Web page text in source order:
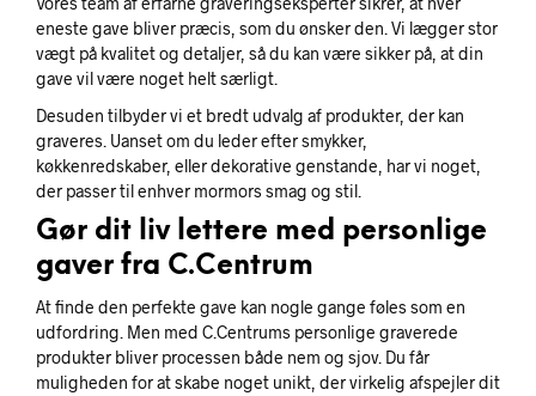
eneste gave bliver præcis, som du ønsker den. Vi lægger stor
vægt på kvalitet og detaljer, så du kan være sikker på, at din
gave vil være noget helt særligt.
Desuden tilbyder vi et bredt udvalg af produkter, der kan
graveres. Uanset om du leder efter smykker,
køkkenredskaber, eller dekorative genstande, har vi noget,
der passer til enhver mormors smag og stil.
Gør dit liv lettere med personlige
gaver fra C.Centrum
At finde den perfekte gave kan nogle gange føles som en
udfordring. Men med C.Centrums personlige graverede
produkter bliver processen både nem og sjov. Du får
muligheden for at skabe noget unikt, der virkelig afspejler dit